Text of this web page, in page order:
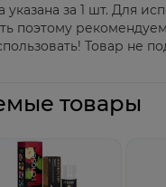
указана за 1 шт. Для
поэтому
Товар не
товары